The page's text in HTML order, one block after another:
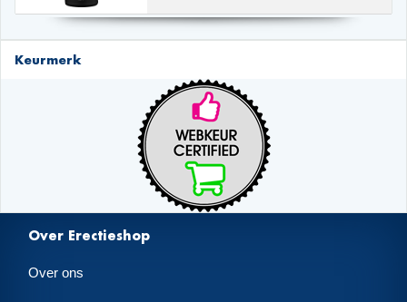
Keurmerk
Over Erectieshop
Over ons